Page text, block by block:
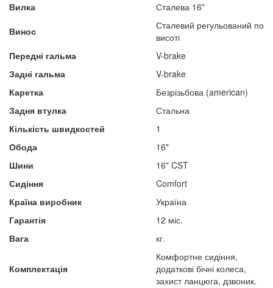
Вилка
Сталева 16"
Винос
Сталевий регульований по
висоті
Передні гальма
V-brake
Задні гальма
V-brake
Каретка
Безрізьбова (american)
Задня втулка
Стальна
Кількість швидкостей
1
Обода
16"
Шини
16" CST
Сидіння
Comfort
Країна виробник​
Україна
Гарантія
12 міс.
Вага
кг.
Комплектація
Комфортне сидіння,
додаткові бічні колеса,
захист ланцюга, дзвоник.